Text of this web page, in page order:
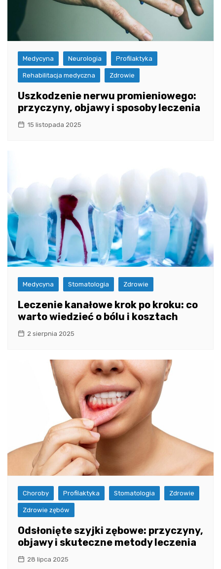
Medycyna Neurologia Profilaktyka
Rehabilitacja medyczna Zdrowie
Uszkodzenie nerwu promieniowego:
przyczyny, objawy i sposoby leczenia
15 listopada 2025
Medycyna Stomatologia Zdrowie
Leczenie kanałowe krok po kroku: co
warto wiedzieć o bólu i kosztach
2 sierpnia 2025
Choroby Profilaktyka Stomatologia Zdrowie
Zdrowie zębów
Odsłonięte szyjki zębowe: przyczyny,
objawy i skuteczne metody leczenia
28 lipca 2025